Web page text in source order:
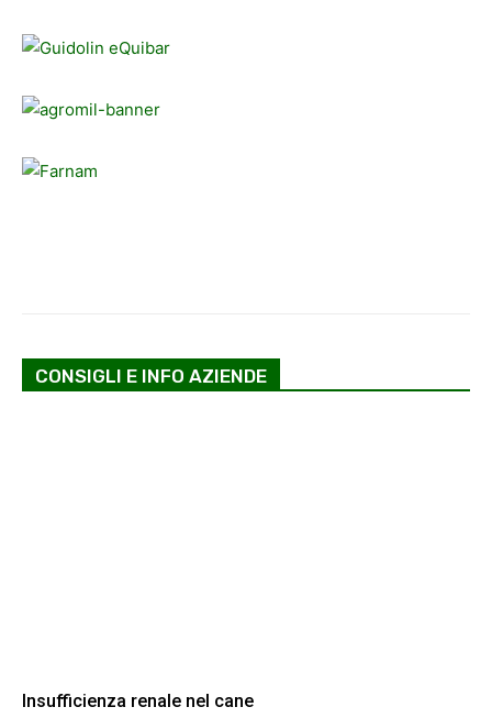
CONSIGLI E INFO AZIENDE
Insufficienza renale nel cane